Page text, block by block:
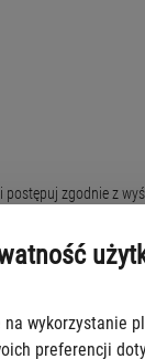
postępuj zgodnie z
kod QR
rowerów.
na wykorzystanie
preferencji